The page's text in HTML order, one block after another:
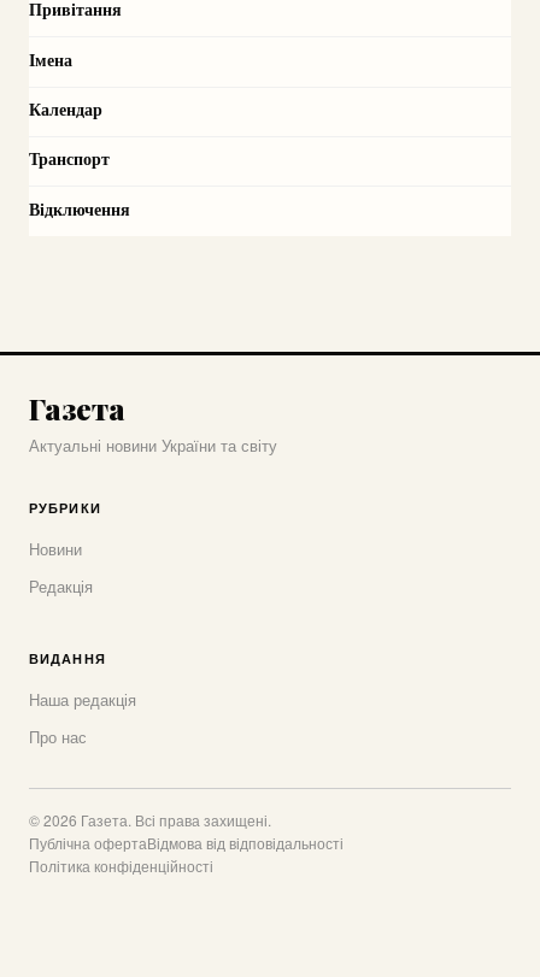
Привітання
Імена
Календар
Транспорт
Відключення
Газета
Актуальні новини України та світу
РУБРИКИ
Новини
Редакція
ВИДАННЯ
Наша редакція
Про нас
© 2026 Газета. Всі права захищені.
Публічна офертаВідмова від відповідальності
Політика конфіденційності